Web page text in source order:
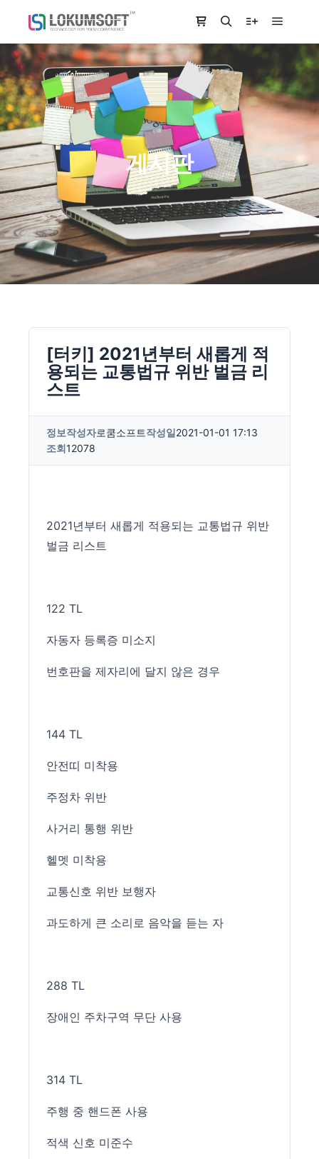
게시판
[터키] 2021년부터 새롭게 적
용되는 교통법규 위반 벌금 리
스트
정보작성자로쿰소프트작성일2021-01-01 17:13
조회12078
2021년부터 새롭게 적용되는 교통법규 위반
벌금 리스트
122 TL
자동자 등록증 미소지
번호판을 제자리에 달지 않은 경우
144 TL
안전띠 미착용
주정차 위반
사거리 통행 위반
헬멧 미착용
교통신호 위반 보행자
과도하게 큰 소리로 음악을 듣는 자
288 TL
장애인 주차구역 무단 사용
314 TL
주행 중 핸드폰 사용
적색 신호 미준수